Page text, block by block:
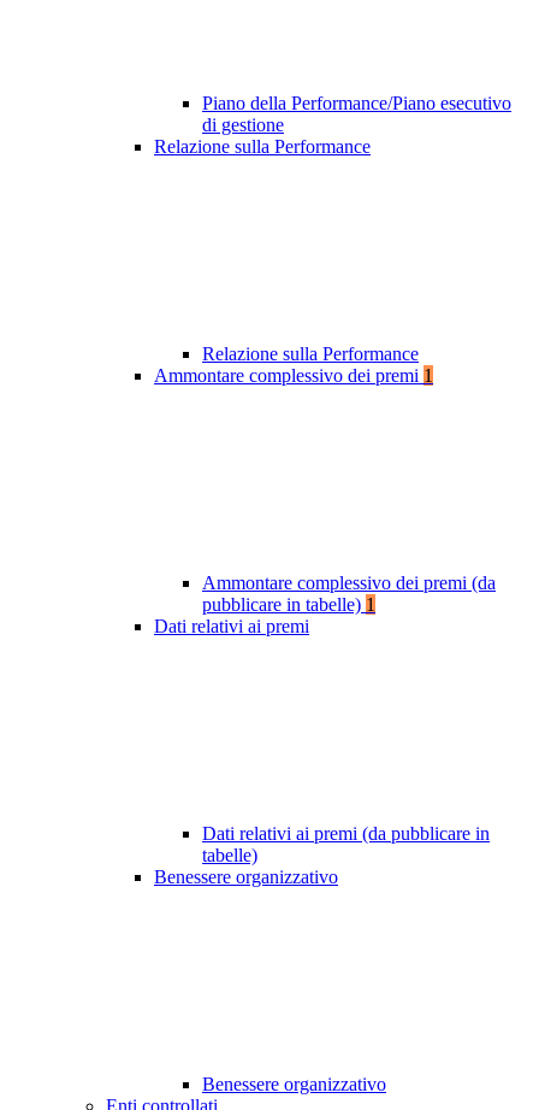
Piano della Performance/Piano esecutivo
di gestione
Relazione sulla Performance
Relazione sulla Performance
Ammontare complessivo dei premi 1
Ammontare complessivo dei premi (da
pubblicare in tabelle) 1
Dati relativi ai premi
Dati relativi ai premi (da pubblicare in
tabelle)
Benessere organizzativo
Benessere organizzativo